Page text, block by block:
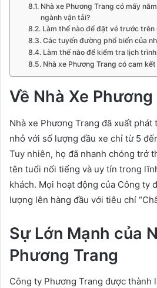
Nhà xe Phương Trang có mấy
ngành vận tải?
Làm thế nào để đặt vé trước trên
Các tuyến đường phổ biến của
Làm thế nào để kiểm tra lịch
Nhà xe Phương Trang có cam
Về Nhà Xe Phương
Nhà xe Phương Trang đã xuất
nhỏ với số lượng đầu xe chỉ từ 5
Tuy nhiên, họ đã nhanh chóng trở
tên tuổi nổi tiếng và uy tín trong
khách. Mọi hoạt động của Công ty
lượng lên hàng đầu với tiêu chí
Sự Lớn Mạnh của
Phương Trang
Công ty Phương Trang được thành